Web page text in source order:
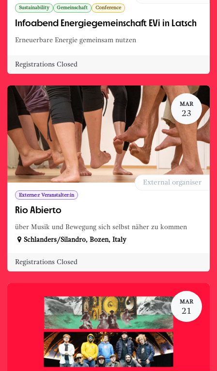
Sustainability Gemeinschaft Conference
Infoabend Energiegemeinschaft EVi in Latsch
Erneuerbare Energie gemeinsam nutzen
Registrations Closed
MAR
23
Externe:r Veranstalter:in
Rio Abierto
über Musik und Bewegung sich selbst näher zu kommen
External organiser
Schlanders/Silandro, Bozen, Italy
Registrations Closed
MAR
21